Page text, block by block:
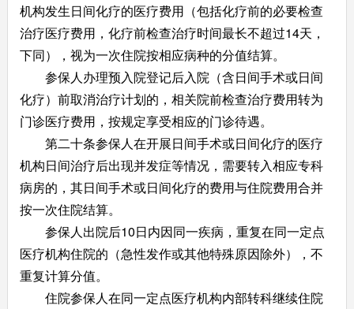
机构发生日间化疗的医疗费用（包括化疗前的必要检查
治疗医疗费用，化疗前检查治疗时间最长不超过14天，
下同），视为一次住院按相应病种的分值结算。
参保人办理预入院登记后入院（含日间手术或日间
化疗）前取消治疗计划的，相关院前检查治疗费用转为
门诊医疗费用，按规定享受相应的门诊待遇。
第二十条参保人在开展日间手术或日间化疗的医疗
机构日间治疗后出现并发症等情况，需要转入相应专科
病房的，其日间手术或日间化疗的费用与住院费用合并
按一次住院结算。
参保人出院后10日内因同一疾病，重复在同一定点
医疗机构住院的（急性发作或其他特殊原因除外），不
重复计算分值。
住院参保人在同一定点医疗机构内部转科继续住院